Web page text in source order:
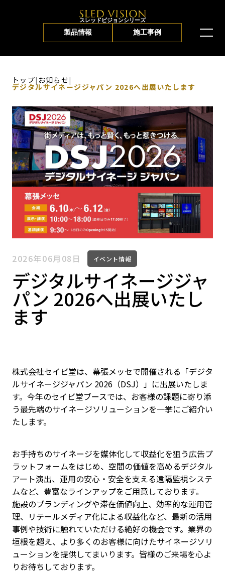
スレッドビジョンシリーズ
製品情報 施工事例
トップ| お知らせ|
デジタルサイネージジャパン 2026へ出展いたします
デジタルサイネージジャ
パン 2026へ出展いたし
ます
2026年06月08日 イベント情報
株式会社セイビ堂は、幕張メッセで開催される「デジタ
ルサイネージジャパン 2026（DSJ）」に出展いたしま
す。今年のセイビ堂ブースでは、お客様の課題に寄り添
う最先端のサイネージソリューションを一挙にご紹介い
たします。
お手持ちのサイネージを媒体化して収益化を狙う広告プ
ラットフォームをはじめ、空間の価値を高めるデジタル
アート演出、運用の安心・安全を支える遠隔監視システ
ムなど、豊富なラインアップをご用意しております。
施設のブランディングや滞在価値向上、効率的な運用管
理、リテールメディア化による収益化など、最新の活用
事例や技術に触れていただける絶好の機会です。業界の
垣根を超え、より多くのお客様に向けたサイネージソリ
ューションを提供してまいります。皆様のご来場を心よ
りお待ちしております。